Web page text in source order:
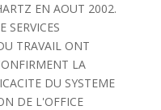
EN AOUT 2002.
SERVICES
TRAVAIL ONT
LA
DU SYSTEME
DE L'OFFICE